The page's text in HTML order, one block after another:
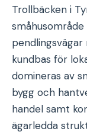
Trollbäcken i
kundbas för
domineras av
bygg och
handel samt
ägarledda